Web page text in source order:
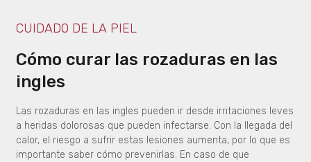
CUIDADO DE LA PIEL
Cómo curar las rozaduras en las
ingles
Las rozaduras en las ingles pueden ir desde irritaciones leves
a heridas dolorosas que pueden infectarse. Con la llegada del
calor, el riesgo a sufrir estas lesiones aumenta, por lo que es
importante saber cómo prevenirlas. En caso de que